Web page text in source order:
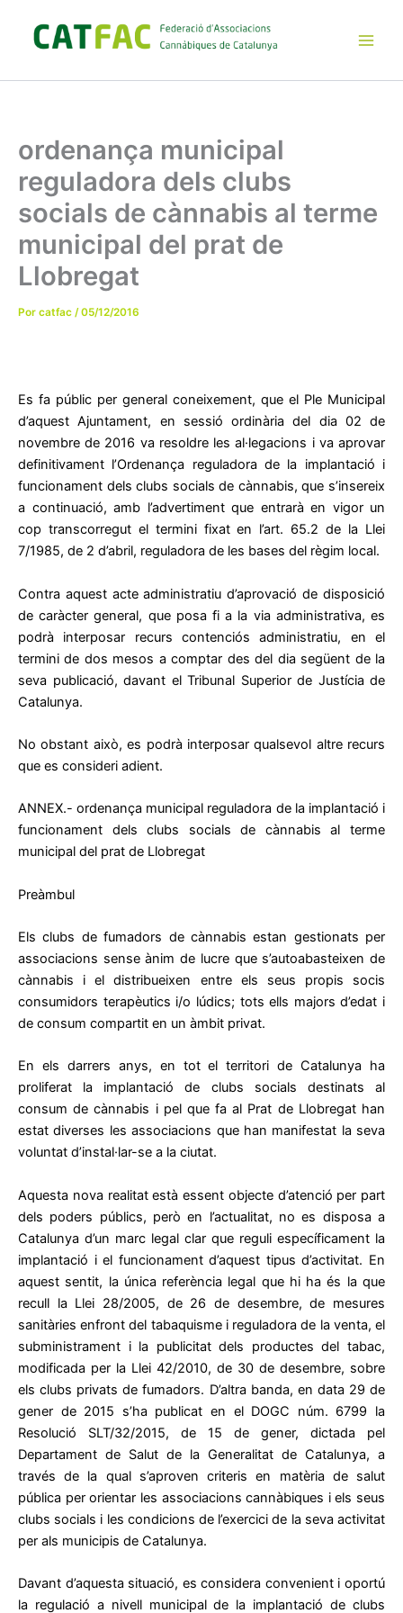
contenido
ordenança municipal
reguladora dels clubs
socials de cànnabis al terme
municipal del prat de
Llobregat
Por catfac /05/12/2016
Es fa públic per general coneixement, que el Ple Municipal
d’aquest Ajuntament, en sessió ordinària del dia 02 de
novembre de 2016 va resoldre les al·legacions i va aprovar
definitivament l’Ordenança reguladora de la implantació i
funcionament dels clubs socials de cànnabis, que s’insereix
a continuació, amb l’advertiment que entrarà en vigor un
cop transcorregut el termini fixat en l’art. 65.2 de la Llei
7/1985, de 2 d’abril, reguladora de les bases del règim local.
Contra aquest acte administratiu d’aprovació de disposició
de caràcter general, que posa fi a la via administrativa, es
podrà interposar recurs contenciós administratiu, en el
termini de dos mesos a comptar des del dia següent de la
seva publicació, davant el Tribunal Superior de Justícia de
Catalunya.
No obstant això, es podrà interposar qualsevol altre recurs
que es consideri adient.
ANNEX.- ordenança municipal reguladora de la implantació i
funcionament dels clubs socials de cànnabis al terme
municipal del prat de Llobregat
Preàmbul
Els clubs de fumadors de cànnabis estan gestionats per
associacions sense ànim de lucre que s’autoabasteixen de
cànnabis i el distribueixen entre els seus propis socis
consumidors terapèutics i/o lúdics; tots ells majors d’edat i
de consum compartit en un àmbit privat.
En els darrers anys, en tot el territori de Catalunya ha
proliferat la implantació de clubs socials destinats al
consum de cànnabis i pel que fa al Prat de Llobregat han
estat diverses les associacions que han manifestat la seva
voluntat d’instal·lar-se a la ciutat.
Aquesta nova realitat està essent objecte d’atenció per part
dels poders públics, però en l’actualitat, no es disposa a
Catalunya d’un marc legal clar que reguli específicament la
implantació i el funcionament d’aquest tipus d’activitat. En
aquest sentit, la única referència legal que hi ha és la que
recull la Llei 28/2005, de 26 de desembre, de mesures
sanitàries enfront del tabaquisme i reguladora de la venta, el
subministrament i la publicitat dels productes del tabac,
modificada per la Llei 42/2010, de 30 de desembre, sobre
els clubs privats de fumadors. D’altra banda, en data 29 de
gener de 2015 s’ha publicat en el DOGC núm. 6799 la
Resolució SLT/32/2015, de 15 de gener, dictada pel
Departament de Salut de la Generalitat de Catalunya, a
través de la qual s’aproven criteris en matèria de salut
pública per orientar les associacions cannàbiques i els seus
clubs socials i les condicions de l’exercici de la seva activitat
per als municipis de Catalunya.
Davant d’aquesta situació, es considera convenient i oportú
la regulació a nivell municipal de la implantació de clubs